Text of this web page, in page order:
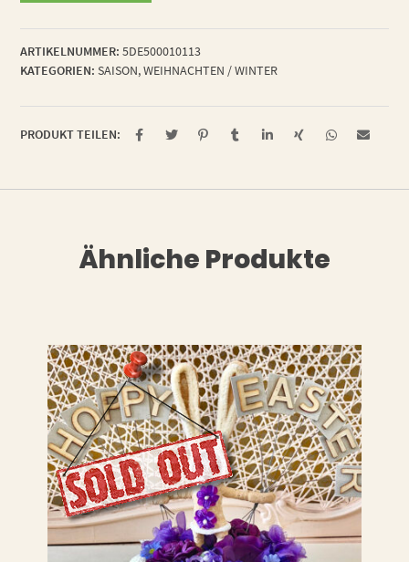
ARTIKELNUMMER: 5DE500010113
KATEGORIEN: SAISON,WEIHNACHTEN / WINTER
PRODUKT TEILEN:
Ähnliche Produkte